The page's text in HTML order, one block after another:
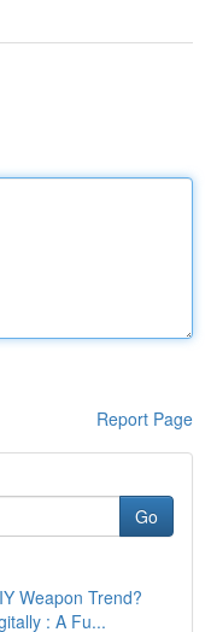
Report Page
Go
Weapon Trend?
: A Fu...